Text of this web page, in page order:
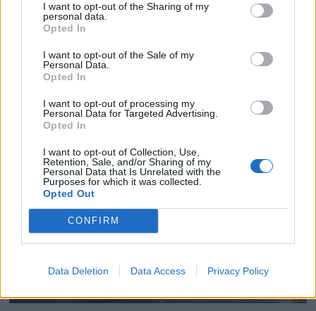
I want to opt-out of the Sharing of my
personal data.
Opted In
I want to opt-out of the Sale of my
Personal Data.
Opted In
I want to opt-out of processing my
Personal Data for Targeted Advertising.
Opted In
I want to opt-out of Collection, Use,
Retention, Sale, and/or Sharing of my
Personal Data that Is Unrelated with the
Purposes for which it was collected.
Opted Out
CONFIRM
Data Deletion Data Access Privacy Policy
PLUS
- Kysten er underfortalt